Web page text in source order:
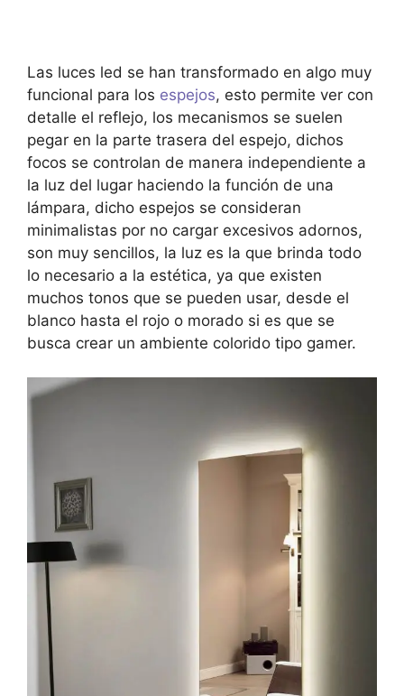
Las luces led se han transformado en algo muy
funcional para los espejos, esto permite ver con
detalle el reflejo, los mecanismos se suelen
pegar en la parte trasera del espejo, dichos
focos se controlan de manera independiente a
la luz del lugar haciendo la función de una
lámpara, dicho espejos se consideran
minimalistas por no cargar excesivos adornos,
son muy sencillos, la luz es la que brinda todo
lo necesario a la estética, ya que existen
muchos tonos que se pueden usar, desde el
blanco hasta el rojo o morado si es que se
busca crear un ambiente colorido tipo gamer.